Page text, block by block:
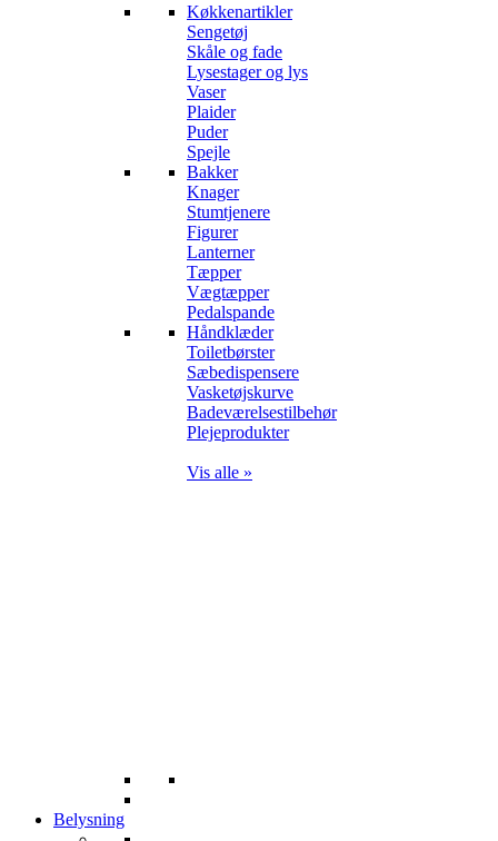
Køkkenartikler
Sengetøj
Skåle og fade
Lysestager og lys
Vaser
Plaider
Puder
Spejle
Bakker
Knager
Stumtjenere
Figurer
Lanterner
Tæpper
Vægtæpper
Pedalspande
Håndklæder
Toiletbørster
Sæbedispensere
Vasketøjskurve
Badeværelsestilbehør
Plejeprodukter
Vis alle »
Belysning